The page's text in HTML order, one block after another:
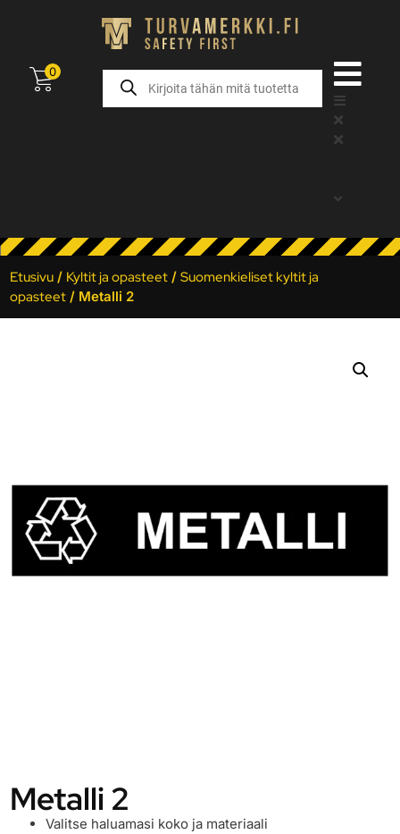
0
Etusivu / Kyltit ja opasteet /Suomenkieliset kyltit ja
opasteet / Metalli 2
Metalli 2
Valitse haluamasi koko ja materiaali